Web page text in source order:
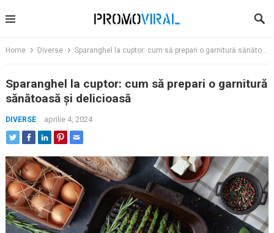
to
Home Diverse Sparanghel la cuptor: cum să prepari o garnitură sănătoasă și delicioasă
Sparanghel la cuptor: cum să prepari o garnitură
sănătoasă și delicioasă
DIVERSE aprilie 4, 2024